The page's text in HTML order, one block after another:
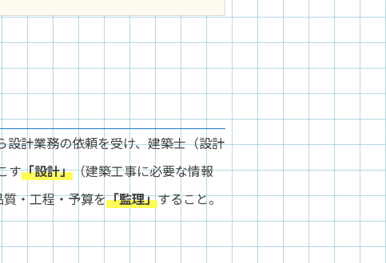
計業務の依頼を受け、建築士（設計
す「設計」（建築工事に必要な情報
・工程・予算を「監理」すること。